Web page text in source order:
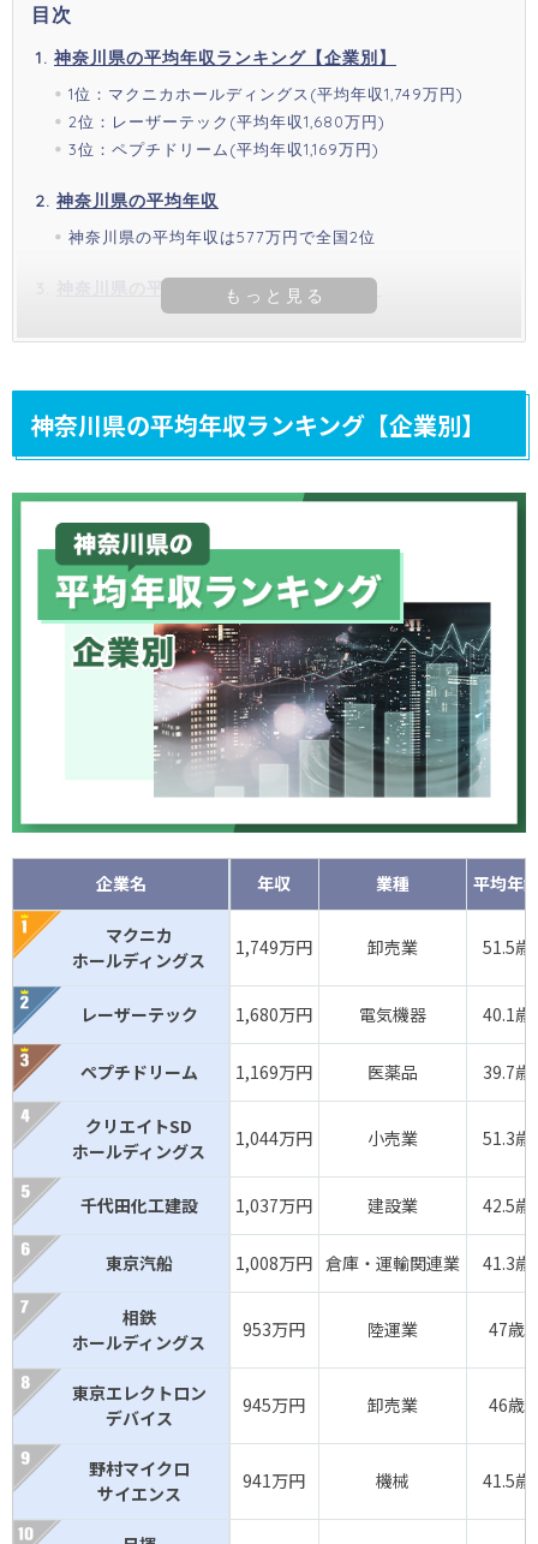
目次
神奈川県の平均年収ランキング【企業別】
1位：マクニカホールディングス(平均年収1,749万円)
2位：レーザーテック(平均年収1,680万円)
3位：ペプチドリーム(平均年収1,169万円)
神奈川県の平均年収
神奈川県の平均年収は577万円で全国2位
神奈川県の平均年収【年齢別・男女別】
神奈川県の平均年収ランキング【企業別】
企業名 年収 業種 平均年
マクニカ
ホールディングス
1,749万円 卸売業 51.5歳
レーザーテック 1,680万円 電気機器 40.1歳
ペプチドリーム 1,169万円 医薬品 39.7歳
クリエイトSD
ホールディングス
1,044万円 小売業 51.3歳
千代田化工建設 1,037万円 建設業 42.5歳
東京汽船 1,008万円 倉庫・運輸関連業 41.3歳
相鉄
ホールディングス
953万円 陸運業 47歳
東京エレクトロン
デバイス
945万円 卸売業 46歳
野村マイクロ
サイエンス
941万円 機械 41.5歳